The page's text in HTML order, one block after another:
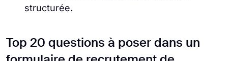
structurée.
Top 20 questions à poser dans un